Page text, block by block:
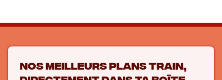
Nos meilleurs plans train,